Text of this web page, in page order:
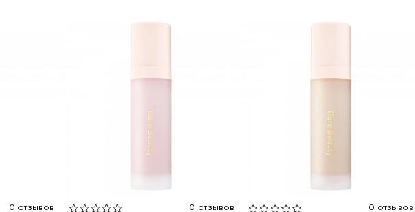
0 отзывов 0 отзывов 0 отзывов